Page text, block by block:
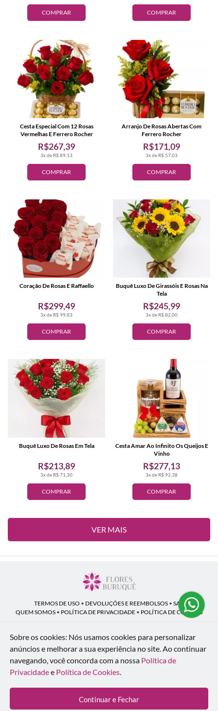
COMPRAR COMPRAR
COMPRAR
3x de R$ 89,13
R$267,39
Cesta Especial Com 12 Rosas
Vermelhas E Ferrero Rocher
COMPRAR
3x de R$ 57,03
R$171,09
Arranjo De Rosas Abertas Com
Ferrero Rocher
COMPRAR
3x de R$ 99,83
R$299,49
Coração De Rosas E Raffaello
COMPRAR
3x de R$ 82,00
R$245,99
Buquê Luxo De Girassóis E Rosas Na
Tela
COMPRAR
3x de R$ 71,30
R$213,89
Buquê Luxo De Rosas Em Tela
COMPRAR
3x de R$ 92,38
R$277,13
Cesta Amar Ao Infinito Os Queijos E
Vinho
VER MAIS
TERMOS DE USO • DEVOLUÇÕES E REEMBOLSOS • SAC
QUEM SOMOS • POLÍTICA DE PRIVACIDADE • POLÍTICA DE COOKIES
Flores Buruquê | CNPJ: 53.136.758/0001-18
Rua Coronel João Guilherme Guimarães, 1640 - Bom Retiro - Curitiba - PR -
80520-280
WhatsApp: (41) 98154-876| Telefone: (41) 9 9815-4876
© 2024-2026 - Todos os direitos reservados - Desenvolvido por
Inteligentes
Sobre os cookies: Nós usamos cookies para personalizar
anúncios e melhorar a sua experiência no site.Ao continuar
navegando, você concorda com a nossa Política de
Privacidadee Política de Cookies.
Continuar e Fechar